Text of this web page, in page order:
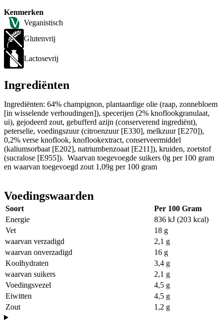
Kenmerken
Veganistisch
Glutenvrij
Lactosevrij
Ingrediënten
Ingrediënten: 64% champignon, plantaardige olie (raap, zonnebloem
[in wisselende verhoudingen]), specerijen (2% knoflookgranulaat,
ui), gejodeerd zout, gebufferd azijn (conserverend ingrediënt),
peterselie, voedingszuur (citroenzuur [E330], melkzuur [E270]),
0,2% verse knoflook, knoflookextract, conserveermiddel
(kaliumsorbaat [E202], natriumbenzoaat [E211]), kruiden, zoetstof
(sucralose [E955]). Waarvan toegevoegde suikers 0g per 100 gram
en waarvan toegevoegd zout 1,09g per 100 gram
Voedingswaarden
Soort
Per 100 Gram
Energie
836 kJ (203 kcal)
Vet
18 g
waarvan verzadigd
2,1 g
waarvan onverzadigd
16 g
Koolhydraten
3,4 g
waarvan suikers
2,1 g
Voedingsvezel
4,5 g
Eiwitten
4,5 g
Zout
1,2 g